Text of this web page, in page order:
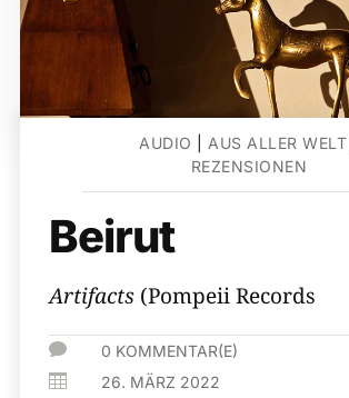
AUDIO AUS ALLER WELT
REZENSIONEN
Beirut
Artifacts (Pompeii Records
 0 KOMMENTAR(E)
 26. MÄRZ 2022